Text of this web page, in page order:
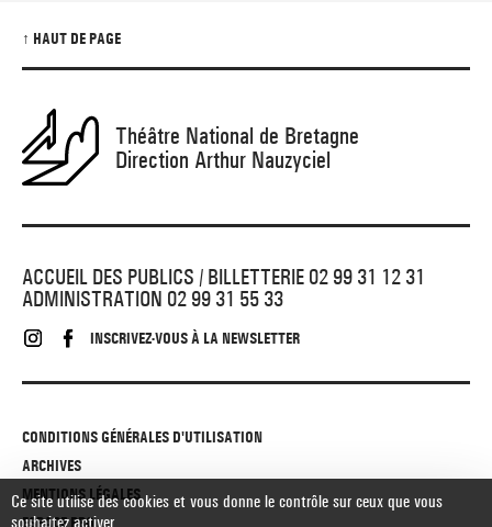
↑ HAUT DE PAGE
Théâtre National de Bretagne
Direction Arthur Nauzyciel
ACCUEIL DES PUBLICS / BILLETTERIE 02 99 31 12 31
ADMINISTRATION 02 99 31 55 33
INSCRIVEZ-VOUS À LA NEWSLETTER
CONDITIONS GÉNÉRALES D'UTILISATION
ARCHIVES
MENTIONS LÉGALES
ESPACE PRO
Ce site utilise des cookies et vous donne le contrôle sur ceux que vous
souhaitez activer